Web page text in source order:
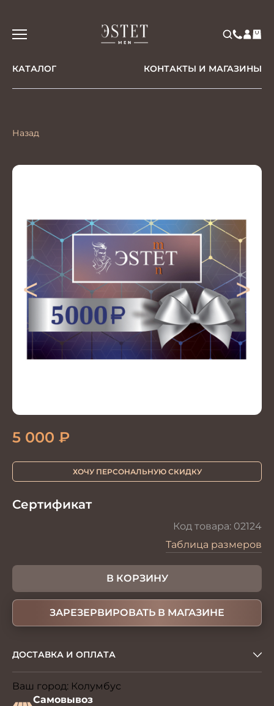
КАТАЛОГ КОНТАКТЫ И МАГАЗИНЫ
Назад
< >
Сертификат
Код товара: 02124
5 000 ₽
ХОЧУ ПЕРСОНАЛЬНУЮ СКИДКУ
Таблица размеров
В КОРЗИНУ
ЗАРЕЗЕРВИРОВАТЬ В МАГАЗИНЕ
ДОСТАВКА И ОПЛАТА
Ваш город: Колумбус
Самовывоз